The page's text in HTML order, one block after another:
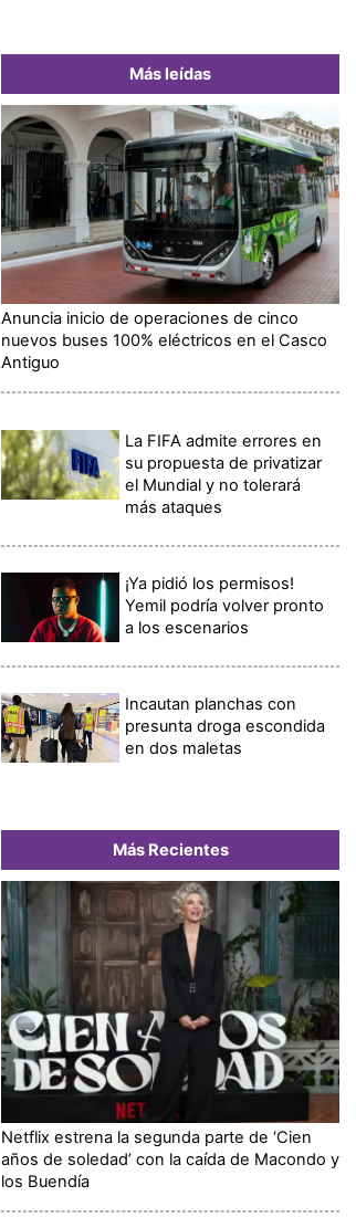
Más leídas
Anuncia inicio de operaciones de cinco
nuevos buses 100% eléctricos en el Casco
Antiguo
La FIFA admite errores en
su propuesta de privatizar
el Mundial y no tolerará
más ataques
¡Ya pidió los permisos!
Yemil podría volver pronto
a los escenarios
Incautan planchas con
presunta droga escondida
en dos maletas
Más Recientes
Netflix estrena la segunda parte de ‘Cien
años de soledad’ con la caída de Macondo y
los Buendía